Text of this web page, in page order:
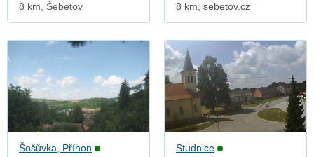
8 km, Šebetov
8 km, sebetov.cz
Šošůvka, Příhon
Studnice